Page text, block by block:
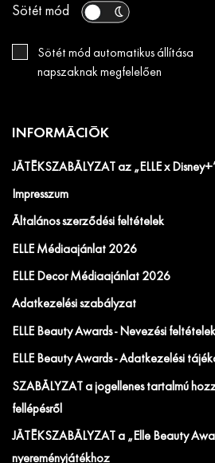
Sötét mód
Sötét mód automatikus állítása
napszaknak megfelelően
INFORMÁCIÓK
JÁTÉKSZABÁLYZAT az „ELLE x
Impresszum
Általános szerződési feltételek
ELLE Médiaajánlat 2026
ELLE Decor Médiaajánlat 2026
Adatkezelési szabályzat
ELLE Beauty Awards - Nevezési feltételek
ELLE Beauty Awards - Adatkezelési
SZABÁLYZAT a jogellenes tartalmú
fellépésről
JÁTÉKSZABÁLYZAT a „Elle Beauty
nyereményjátékhoz